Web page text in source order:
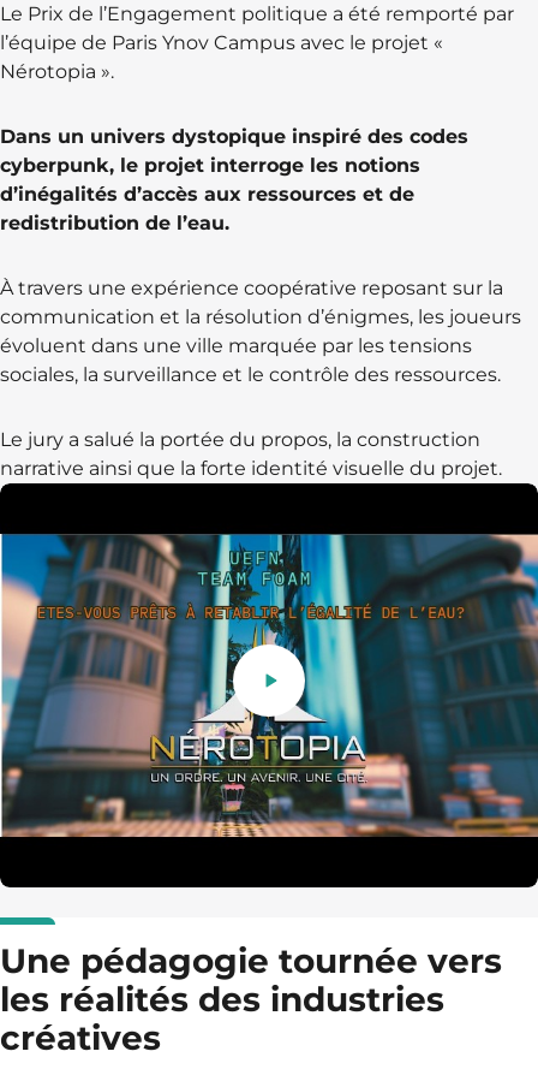
Le Prix de l’Engagement politique a été remporté par
l’équipe de Paris Ynov Campus avec le projet «
Nérotopia ».
Dans un univers dystopique inspiré des codes
cyberpunk, le projet interroge les notions
d’inégalités d’accès aux ressources et de
redistribution de l’eau.
À travers une expérience coopérative reposant sur la
communication et la résolution d’énigmes, les joueurs
évoluent dans une ville marquée par les tensions
sociales, la surveillance et le contrôle des ressources.
Le jury a salué la portée du propos, la construction
narrative ainsi que la forte identité visuelle du projet.
Une pédagogie tournée vers
les réalités des industries
créatives